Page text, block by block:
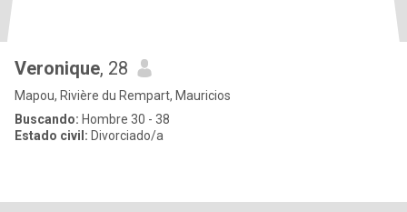
Veronique, 28
Mapou, Rivière du Rempart, Mauricios
Buscando: Hombre 30 - 38
Estado civil: Divorciado/a